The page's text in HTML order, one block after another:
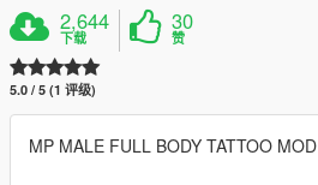
2,644
下载
30
赞
5.0 / 5 (1 评级)
MP MALE FULL BODY TATTOO MOD